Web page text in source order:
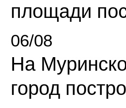
площади
06/08
На
город